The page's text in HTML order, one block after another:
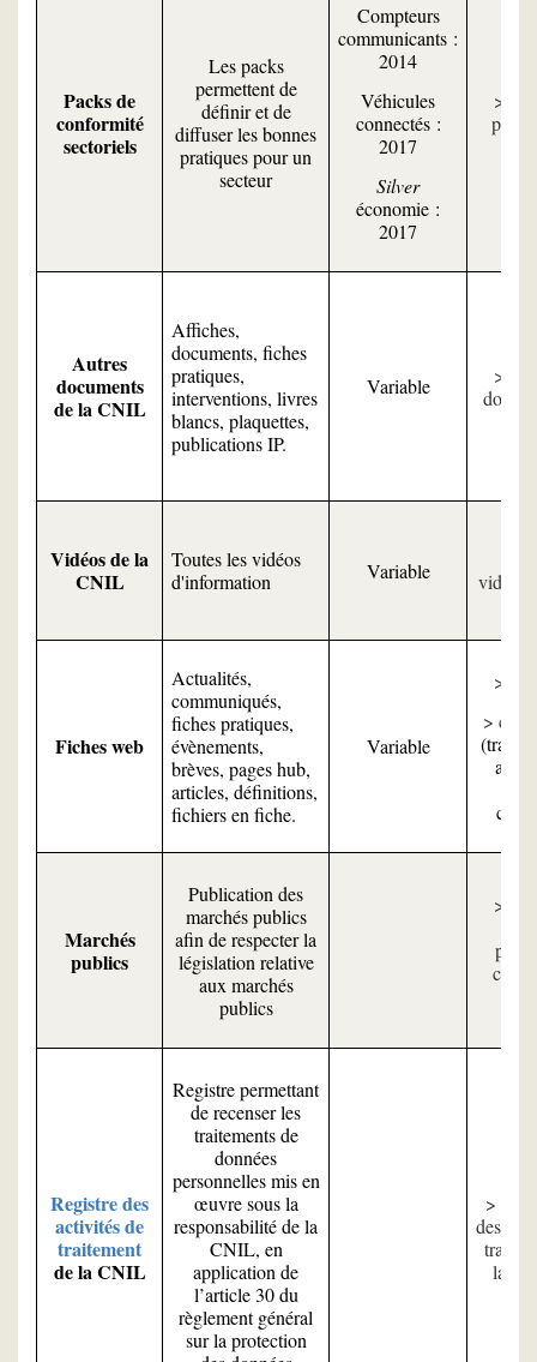
Packs de
conformité
sectoriels
Les packs
permettent de
définir et de
diffuser les bonnes
pratiques pour un
secteur
Compteurs
communicants :
2014
Véhicules
connectés :
2017
Silver
économie :
2017
Autres
documents
de la CNIL
Affiches,
documents, fiches
pratiques,
interventions, livres
blancs, plaquettes,
publications IP.
Variable
Vidéos de la
CNIL
Toutes les vidéos
d'information
Variable
Fiches web
Actualités,
communiqués,
fiches pratiques,
évènements,
brèves, pages hub,
articles, définitions,
fichiers en fiche.
Variable
Marchés
publics
Publication des
marchés publics
afin de respecter la
législation relative
aux marchés
publics
Registre des
activités de
traitement
de la CNIL
Registre permettant
de recenser les
traitements de
données
personnelles mis en
œuvre sous la
responsabilité de la
CNIL, en
application de
l’article 30 du
règlement général
sur la protection
des
la